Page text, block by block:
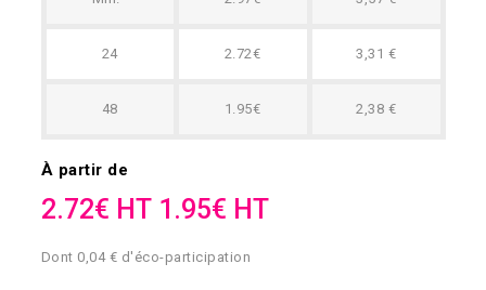
24 2.72€ 3,31 €
48 1.95€ 2,38 €
À partir de
2.72€ HT 1.95€ HT
Dont 0,04 € d'éco-participation